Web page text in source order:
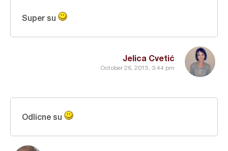
Jelica Cvetić
October 26, 2015, 3:44 pm
Super su
Odlicne su